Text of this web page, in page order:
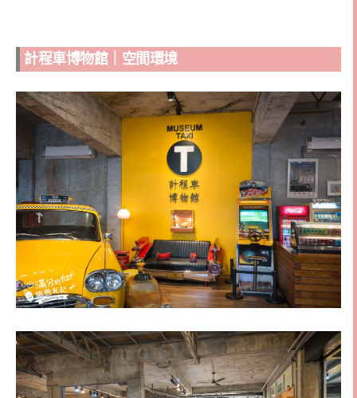
計程車博物館｜空間環境